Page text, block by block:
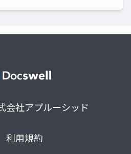
会社アプルーシッド
利用規約